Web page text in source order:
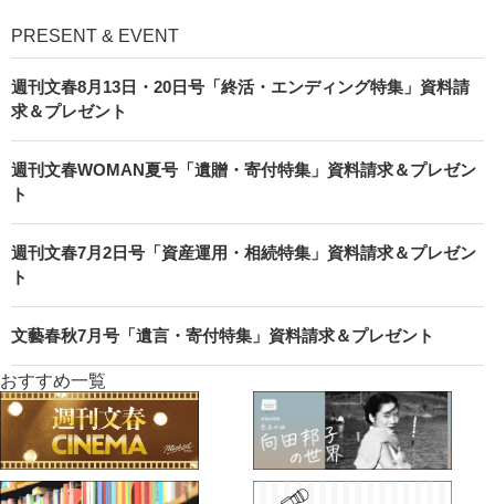
PRESENT & EVENT
週刊文春8月13日・20日号「終活・エンディング特集」資料請
求＆プレゼント
週刊文春WOMAN夏号「遺贈・寄付特集」資料請求＆プレゼン
ト
週刊文春7月2日号「資産運用・相続特集」資料請求＆プレゼン
ト
文藝春秋7月号「遺言・寄付特集」資料請求＆プレゼント
おすすめ一覧